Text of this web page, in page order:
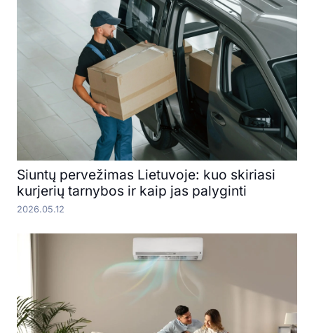
Siuntų pervežimas Lietuvoje: kuo skiriasi
kurjerių tarnybos ir kaip jas palyginti
2026.05.12